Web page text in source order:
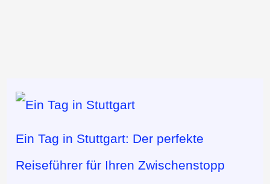
Ein Tag in Stuttgart: Der perfekte
Reiseführer für Ihren Zwischenstopp